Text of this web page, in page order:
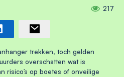
217
trekken, toch gelden
overschatten wat is
risico’s op boetes of onveilige